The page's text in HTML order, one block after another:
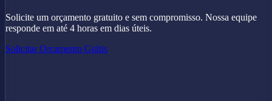
Solicite um orçamento gratuito e sem compromisso. Nossa equipe
responde em até 4 horas em dias úteis.
Solicitar Orçamento Grátis